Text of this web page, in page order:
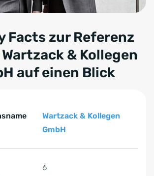
Facts zur Referenz
Wartzack & Kollegen
auf einen Blick
Wartzack & Kollegen
GmbH
6